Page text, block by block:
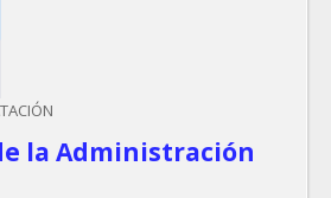
la Administración